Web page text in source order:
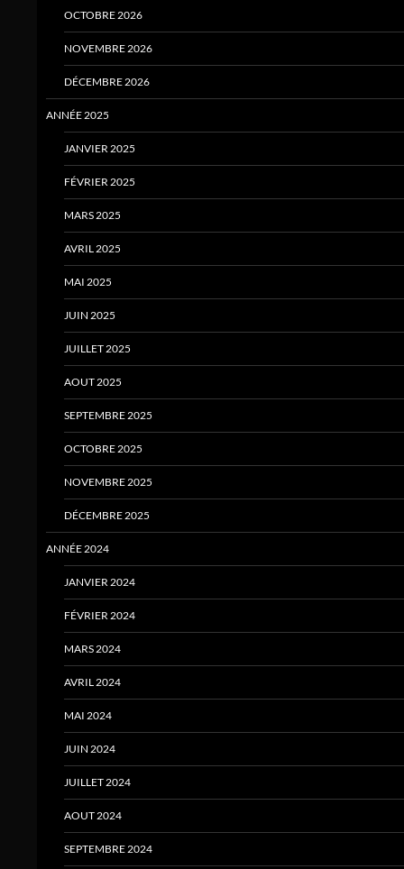
OCTOBRE 2026
NOVEMBRE 2026
DÉCEMBRE 2026
ANNÉE 2025
JANVIER 2025
FÉVRIER 2025
MARS 2025
AVRIL 2025
MAI 2025
JUIN 2025
JUILLET 2025
AOUT 2025
SEPTEMBRE 2025
OCTOBRE 2025
NOVEMBRE 2025
DÉCEMBRE 2025
ANNÉE 2024
JANVIER 2024
FÉVRIER 2024
MARS 2024
AVRIL 2024
MAI 2024
JUIN 2024
JUILLET 2024
AOUT 2024
SEPTEMBRE 2024